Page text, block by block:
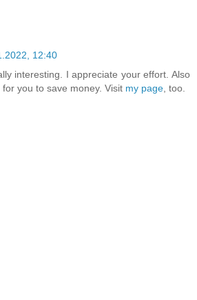
12:40
interesting. I appreciate your effort. Also
you to save money. Visit my page , too.